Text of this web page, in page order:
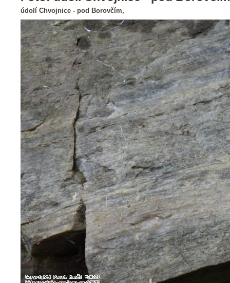
údolí Chvojnice - pod Borovčím,